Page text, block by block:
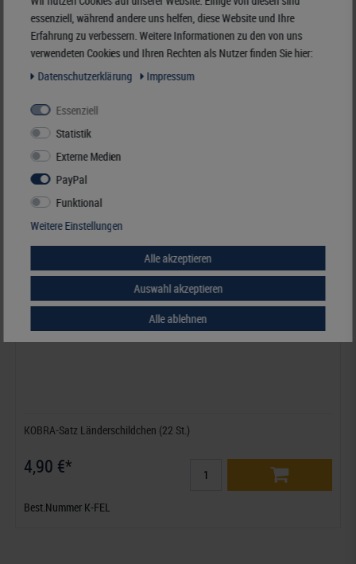
Best.Nummer K-FE-S
KOBRA-Satz Länderschildchen (22 St.)
4,90 €*
Best.Nummer K-FEL
essenziell, während andere uns helfen, diese Website und Ihre
Erfahrung zu verbessern. Weitere Informationen zu den von uns
verwendeten Cookies und Ihren Rechten als Nutzer finden Sie hier:
Daten­schutz­erklärung
Impressum
Essenziell
Statistik
Externe Medien
PayPal
Funktional
Weitere Einstellungen
Alle akzeptieren
Auswahl akzeptieren
Alle ablehnen